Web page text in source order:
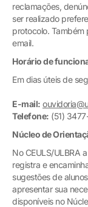
reclamações,
ser realizado
protocolo. Também
email.
Horário de
Em dias úteis de
E-mail:
Telefone: (51)
Núcleo de
No CEULS/ULBRA
registra e
sugestões de
apresentar sua
disponíveis no